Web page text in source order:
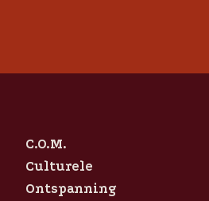
C.O.M.
Culturele
Ontspanning